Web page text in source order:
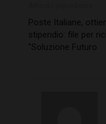
Poste Italiane,
stipendio: file per
"Soluzione Futuro